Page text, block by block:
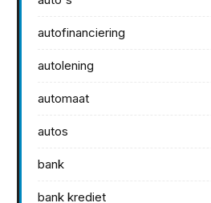
autofinanciering
autolening
automaat
autos
bank
bank krediet